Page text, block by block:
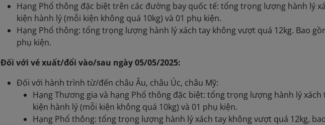
Hạng Phổ thông đặc biệt trên các đường bay quốc tế: tổng trọng lượng hành lý
kiện hành lý (mỗi kiện không quá 10kg) và 01 phụ kiện.
Hạng Phổ thông: tổng trọng lượng hành lý xách tay không vượt quá 12kg. Bao
phụ kiện.
Đối với vé xuất/đổi vào/sau ngày 05/05/2025:
Đối với hành trình từ/đến châu Âu, châu Úc, châu Mỹ:
Hạng Thương gia và hạng Phổ thông đặc biệt: tổng trọng lượng hành lý
kiện hành lý (mỗi kiện không quá 10kg) và 01 phụ kiện.
Hạng Phổ thông: tổng trọng lượng hành lý xách tay không vượt quá 12kg,